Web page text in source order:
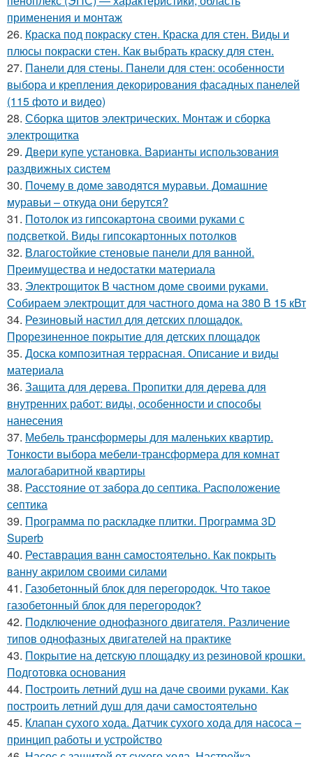
применения и монтаж
26. Краска под покраску стен. Краска для стен. Виды и
плюсы покраски стен. Как выбрать краску для стен.
27. Панели для стены. Панели для стен: особенности
выбора и крепления декорирования фасадных панелей
(115 фото и видео)
28. Сборка щитов электрических. Монтаж и сборка
электрощитка
29. Двери купе установка. Варианты использования
раздвижных систем
30. Почему в доме заводятся муравьи. Домашние
муравьи – откуда они берутся?
31. Потолок из гипсокартона своими руками с
подсветкой. Виды гипсокартонных потолков
32. Влагостойкие стеновые панели для ванной.
Преимущества и недостатки материала
33. Электрощиток В частном доме своими руками.
Собираем электрощит для частного дома на 380 В 15 кВт
34. Резиновый настил для детских площадок.
Прорезиненное покрытие для детских площадок
35. Доска композитная террасная. Описание и виды
материала
36. Защита для дерева. Пропитки для дерева для
внутренних работ: виды, особенности и способы
нанесения
37. Мебель трансформеры для маленьких квартир.
Тонкости выбора мебели-трансформера для комнат
малогабаритной квартиры
38. Расстояние от забора до септика. Расположение
септика
39. Программа по раскладке плитки. Программа 3D
Superb
40. Реставрация ванн самостоятельно. Как покрыть
ванну акрилом своими силами
41. Газобетонный блок для перегородок. Что такое
газобетонный блок для перегородок?
42. Подключение однофазного двигателя. Различение
типов однофазных двигателей на практике
43. Покрытие на детскую площадку из резиновой крошки.
Подготовка основания
44. Построить летний душ на даче своими руками. Как
построить летний душ для дачи самостоятельно
45. Клапан сухого хода. Датчик сухого хода для насоса –
принцип работы и устройство